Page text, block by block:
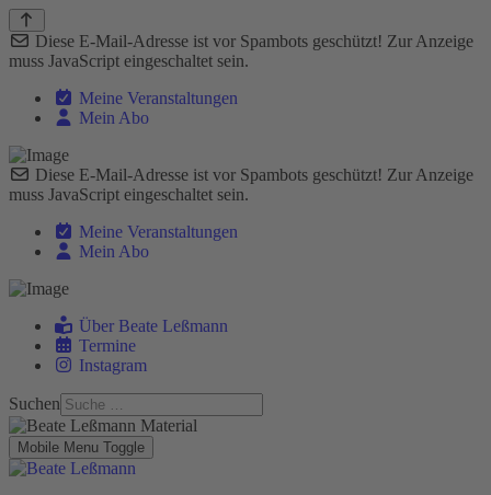
Diese E-Mail-Adresse ist vor Spambots geschützt! Zur Anzeige
muss JavaScript eingeschaltet sein.
Meine Veranstaltungen
Mein Abo
Diese E-Mail-Adresse ist vor Spambots geschützt! Zur Anzeige
muss JavaScript eingeschaltet sein.
Meine Veranstaltungen
Mein Abo
Über Beate Leßmann
Termine
Instagram
Suchen
Mobile Menu Toggle